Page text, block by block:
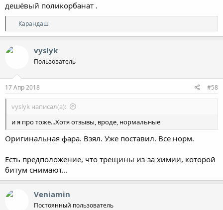
дешёвый поликорбанат .
Р
е
а
:
Карандаш
vyslyk
Пользователь
17 Апр 2018 #58
vyslyk написал(а):
и я про тоже...Хотя отзывы, вроде, нормальные
Оригинальная фара. Взял. Уже поставил. Все норм.
Есть предположение, что трещины из-за химии, которой
битум снимают...
Veniamin
Постоянный пользователь